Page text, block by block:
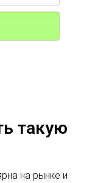
такую
на рынке и